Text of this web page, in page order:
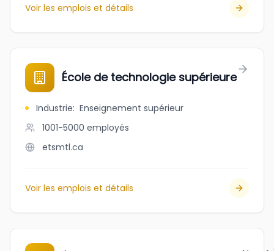
Voir les emplois et détails
École de technologie supérieure
Industrie: Enseignement supérieur
1001-5000 employés
etsmtl.ca
Voir les emplois et détails